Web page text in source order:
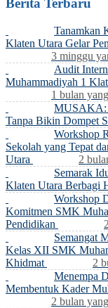
Berita Terbaru
Tanamkan
Klaten Utara Gelar
3 minggu
Audit
Muhammadiyah 1
1 bulan
MUSAKA:
Tanpa Bikin Dompet
Workshop
Sekolah yang Tepat
Utara
2
Semarak
Klaten Utara Berbagi
Workshop
Komitmen SMK
Pendidikan
Semangat
Kelas XII SMK
Khidmat
2
Menempa
Membentuk Kader
2 bulan